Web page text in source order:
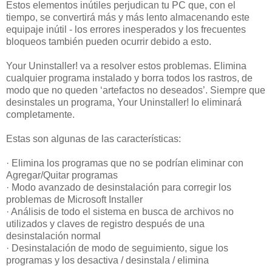
Estos elementos inútiles perjudican tu PC que, con el
tiempo, se convertirá más y más lento almacenando este
equipaje inútil - los errores inesperados y los frecuentes
bloqueos también pueden ocurrir debido a esto.
Your Uninstaller! va a resolver estos problemas. Elimina
cualquier programa instalado y borra todos los rastros, de
modo que no queden ‘artefactos no deseados’. Siempre que
desinstales un programa, Your Uninstaller! lo eliminará
completamente.
Estas son algunas de las características:
· Elimina los programas que no se podrían eliminar con
Agregar/Quitar programas
· Modo avanzado de desinstalación para corregir los
problemas de Microsoft Installer
· Análisis de todo el sistema en busca de archivos no
utilizados y claves de registro después de una
desinstalación normal
· Desinstalación de modo de seguimiento, sigue los
programas y los desactiva / desinstala / elimina